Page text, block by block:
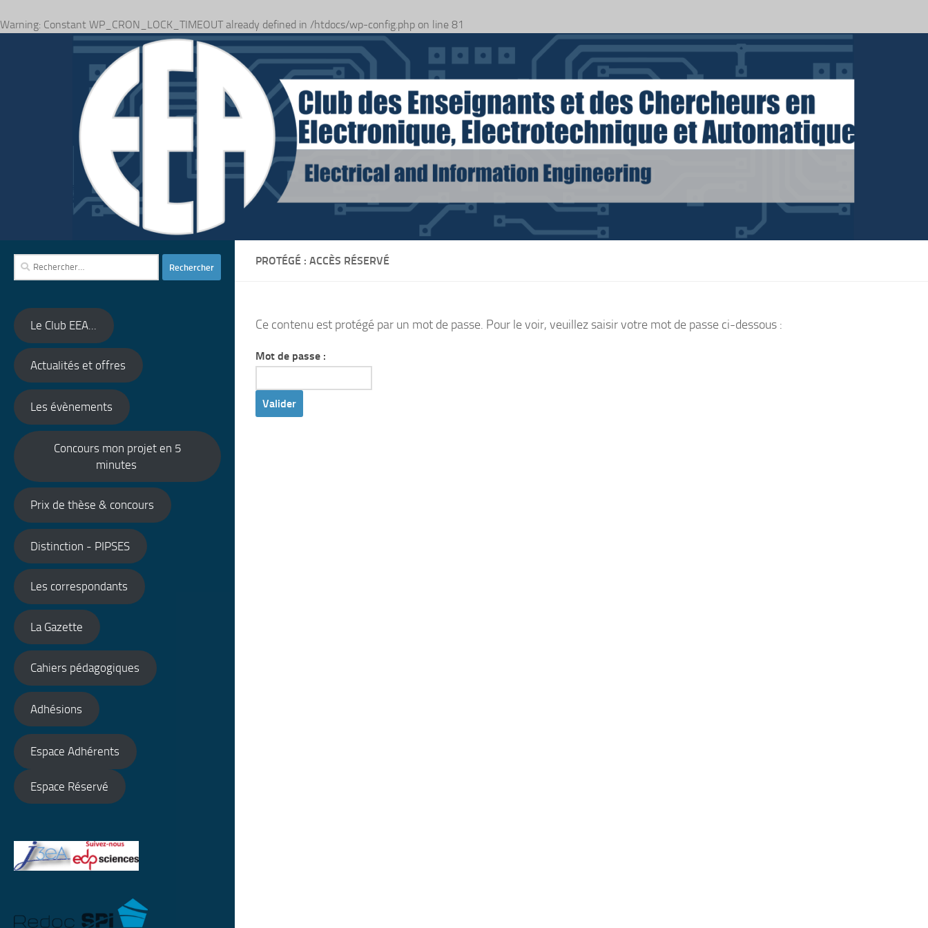
Warning: Constant WP_CRON_LOCK_TIMEOUT already defined in /htdocs/wp-config.php on line 81
Skip to content
PROTÉGÉ : ACCÈS RÉSERVÉ
Ce contenu est protégé par un mot de passe. Pour le voir, veuillez saisir votre mot de passe ci-dessous :
Mot de passe :
Rechercher :
Le Club EEA...
Actualités et offres
Les évènements
Concours mon projet en 5
minutes
Prix de thèse & concours
Distinction - PIPSES
Les correspondants
La Gazette
Cahiers pédagogiques
Adhésions
Espace Adhérents
Espace Réservé